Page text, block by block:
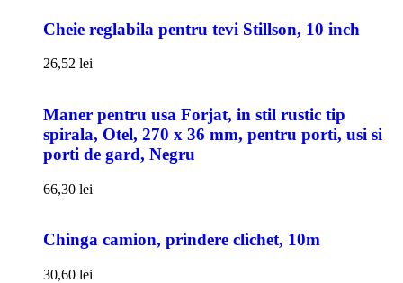
Cheie reglabila pentru tevi Stillson, 10 inch
26,52 lei
Maner pentru usa Forjat, in stil rustic tip
spirala, Otel, 270 x 36 mm, pentru porti, usi si
porti de gard, Negru
66,30 lei
Chinga camion, prindere clichet, 10m
30,60 lei